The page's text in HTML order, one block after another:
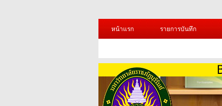
หน้าแรก
รายการบันทึก